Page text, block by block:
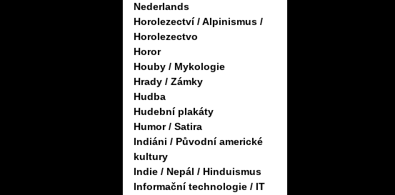
Nederlands
Horolezectví / Alpinismus /
Horolezectvo
Horor
Houby / Mykologie
Hrady / Zámky
Hudba
Hudební plakáty
Humor / Satira
Indiáni / Původní americké
kultury
Indie / Nepál / Hinduismus
Informační technologie / IT